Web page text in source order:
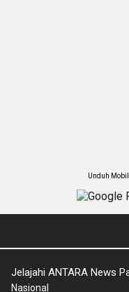
Unduh
Jelajahi ANTARA News
Nasional